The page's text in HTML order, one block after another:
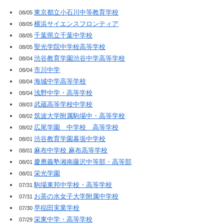
08/05東京都立小石川中等教育学校
08/05横浜サイエンスフロンティア
08/05千葉県立千葉中学校
08/05聖光学院中学校高等学校
08/04渋谷教育学園渋谷中学高等学校
08/04市川中学
08/04海城中学高等学校
08/04浅野中学・高等学校
08/03武蔵高等学校中学校
08/02筑波大学附属駒場中・高等学校
08/02 広尾学園 中学校 高等学校
08/01渋谷教育学園幕張中学校
08/01 麻布中学校 麻布高等学校
08/01 慶應義塾湘南藤沢中等部・高等部
08/01栄光学園
07/31駒場東邦中学校・高等学校
07/31 お茶の水女子大学附属中学校
07/30早稲田実業学校
07/29栄東中学・高等学校